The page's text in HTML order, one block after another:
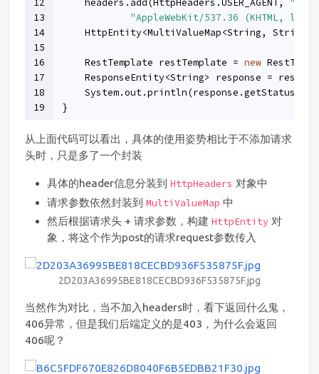
12
13
14
15
16
17
18
19
    headers.add(HttpHeaders.USER_AGENT,
"AppleWebKit/537.36 (KHTML,
HttpEntity<MultiValueMap<String,
    RestTemplate restTemplate =
new
ResponseEntity<String> response =
}
从上面代码可以看出，具体的使用姿势相比于不添加请求
头时，只是多了一个封装
具体的header信息分装到 HttpHeaders 对象中
请求参数依然封装到 MultiValueMap 中
然后根据请求头 + 请求参数，构建 HttpEntity 对
象，将这个作为post的请求request参数传入
2D203A36995BE818CECBD936F535875F.jpg
当然作为对比，当不加入headers时，看下返回什么鬼，
406异常，但是我们后端定义的是403，为什么会返回
406呢？